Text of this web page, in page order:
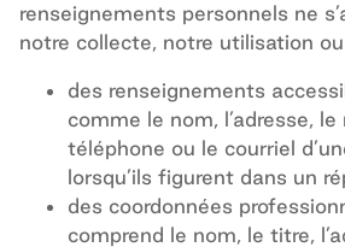
renseignements personnels ne
notre collecte, notre utilisation
des renseignements
comme le nom, l’adresse, le
téléphone ou le courriel
lorsqu’ils figurent dans un
des coordonnées
comprend le nom, le titre,